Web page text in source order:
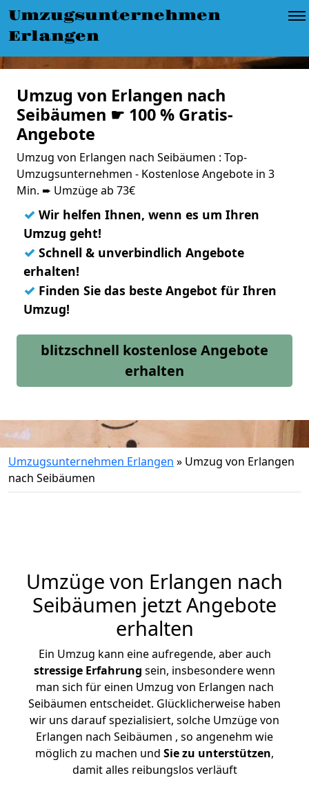
Umzugsunternehmen
Erlangen
Umzug von Erlangen nach
Seibäumen ☛ 100 % Gratis-
Angebote
Umzug von Erlangen nach Seibäumen : Top-
Umzugsunternehmen - Kostenlose Angebote in 3
Min. ➨ Umzüge ab 73€
✓ Wir helfen Ihnen, wenn es um Ihren
Umzug geht!
✓ Schnell & unverbindlich Angebote
erhalten!
✓ Finden Sie das beste Angebot für Ihren
Umzug!
blitzschnell kostenlose Angebote
erhalten
Umzugsunternehmen Erlangen » Umzug von Erlangen
nach Seibäumen
Umzüge von Erlangen nach
Seibäumen jetzt Angebote
erhalten
Ein Umzug kann eine aufregende, aber auch
stressige Erfahrung sein, insbesondere wenn
man sich für einen Umzug von Erlangen nach
Seibäumen entscheidet. Glücklicherweise haben
wir uns darauf spezialisiert, solche Umzüge von
Erlangen nach Seibäumen , so angenehm wie
möglich zu machen und Sie zu unterstützen,
damit alles reibungslos verläuft